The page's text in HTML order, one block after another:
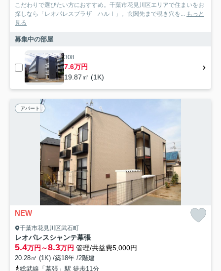
こだわりで選びたい方におすすめ。千葉市花見川区エリアで住まいをお
探しなら「レオパレスプラザ ハルⅠ」。玄関先まで覗き穴を... もっと
見る
募集中の部屋
308
7.6万円
19.87㎡ (1K)
アパート
NEW
千葉市花見川区武石町
レオパレスシャンテ幕張
5.4万円～8.3万円 管理/共益費5,000円
20.28㎡ (1K) /築18年 /2階建
総武線「幕張」駅 徒歩11分